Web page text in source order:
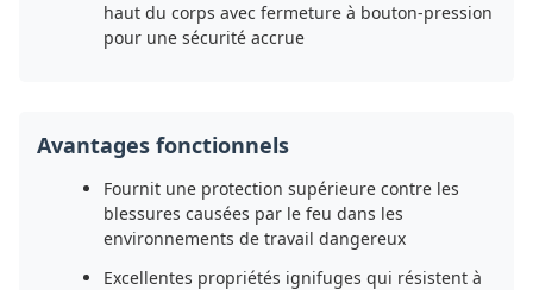
haut du corps avec fermeture à bouton-pression
pour une sécurité accrue
Avantages fonctionnels
Fournit une protection supérieure contre les
blessures causées par le feu dans les
environnements de travail dangereux
Excellentes propriétés ignifuges qui résistent à